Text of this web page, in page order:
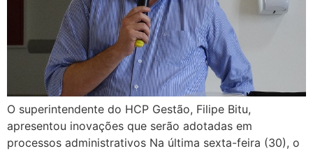
O superintendente do HCP Gestão, Filipe Bitu,
apresentou inovações que serão adotadas em
processos administrativos Na última sexta-feira (30), o